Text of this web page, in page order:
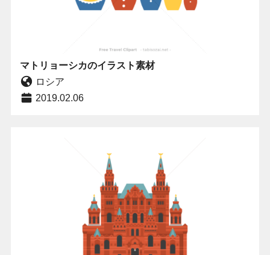
マトリョーシカのイラスト素材
ロシア
2019.02.06